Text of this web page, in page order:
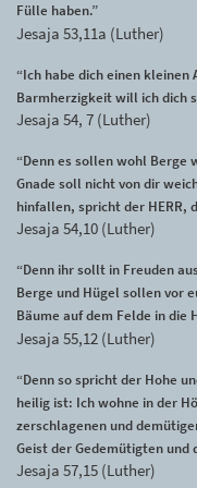
Fülle haben.”
Jesaja 53,11a (Luther)
“Ich habe dich einen
Barmherzigkeit will ich dich
Jesaja 54, 7 (Luther)
“Denn es sollen wohl Berge
Gnade soll nicht von dir
hinfallen, spricht der HERR,
Jesaja 54,10 (Luther)
“Denn ihr sollt in Freuden
Berge und Hügel sollen vor
Bäume auf dem Felde in die
Jesaja 55,12 (Luther)
“Denn so spricht der Hohe
heilig ist: Ich wohne in der
zerschlagenen und
Geist der Gedemütigten und
Jesaja 57,15 (Luther)